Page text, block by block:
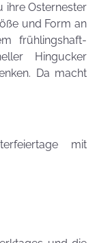
ihre Osternester
und Form an
frühlingshaft-
Hingucker
Da macht
mit